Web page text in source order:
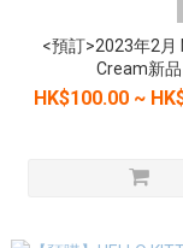
<預訂>2023年2月
Cream新品
HK$100.00 ~